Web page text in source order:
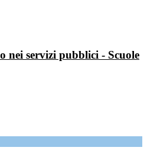
nei servizi pubblici - Scuole